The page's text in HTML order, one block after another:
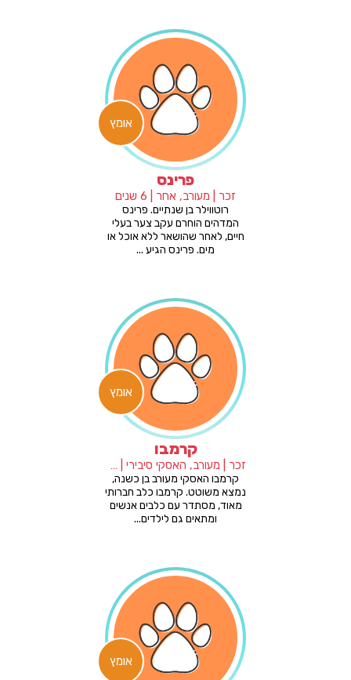
אומץ
פרינס
זכר | מעורב, אחר | 6 שנים
רוטווילר בן שנתיים. פרינס
המדהים הוחרם עקב צער בעלי
חיים, לאחר שהושאר ללא אוכל או
מים. פרינס הגיע ...
אומץ
קרמבו
זכר | מעורב, האסקי סיבירי | 5 שנים
קרמבו האסקי מעורב בן כשנה,
נמצא משוטט. קרמבו כלב חברותי
מאוד, מסתדר עם כלבים אנשים
ומתאים גם לילדים...
אומץ